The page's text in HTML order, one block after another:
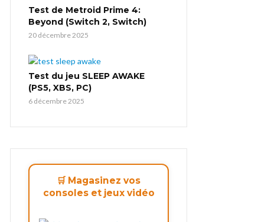
Test de Metroid Prime 4:
Beyond (Switch 2, Switch)
20 décembre 2025
Test du jeu SLEEP AWAKE
(PS5, XBS, PC)
6 décembre 2025
🛒 Magasinez vos
consoles et jeux vidéo